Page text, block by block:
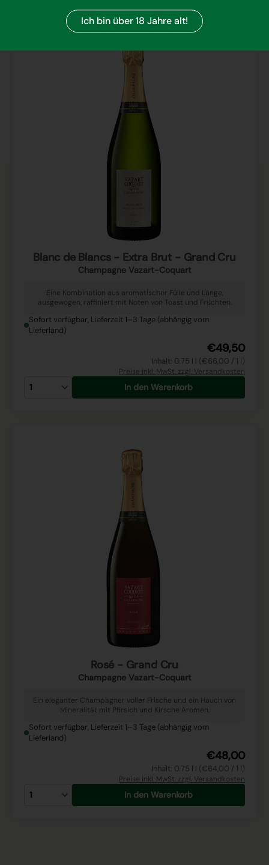
Blanc de Blancs - Extra Brut - Grand Cru
Champagne Vazart-Coquart
Eine Kombination aus aromatischer Fülle und Länge,
ausgewogen, raffiniert mit Noten von Toast und Früchten.
Sofort verfügbar, Lieferzeit 1–3 Tage (abhängig vom
Lieferland)
€49,50
Inhalt: 0.75 l l (€66,00 / 1 l)
Preise inkl. MwSt. zzgl. Versandkosten
In den Warenkorb
Rosé - Grand Cru
Champagne Vazart-Coquart
Ein eleganter Champagner voller Frische und ein Hauch von
Mineralität mit Pfirsich und Kirsche Aromen.
Sofort verfügbar, Lieferzeit 1–3 Tage (abhängig vom
Lieferland)
€48,00
Inhalt: 0.75 l l (€64,00 / 1 l)
Preise inkl. MwSt. zzgl. Versandkosten
In den Warenkorb
Ich bin über 18 Jahre alt!